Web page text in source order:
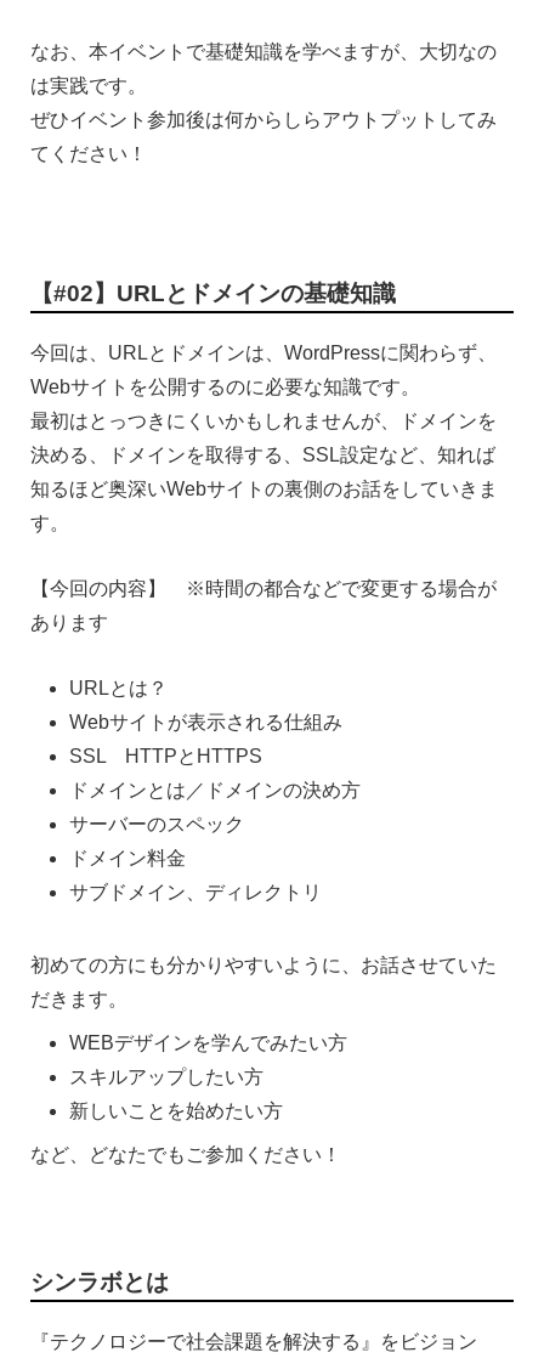
なお、本イベントで基礎知識を学べますが、大切なの
は実践です。
ぜひイベント参加後は何からしらアウトプットしてみ
てください！
【#02】URLとドメインの基礎知識
今回は、URLとドメインは、WordPressに関わらず、
Webサイトを公開するのに必要な知識です。
最初はとっつきにくいかもしれませんが、ドメインを
決める、ドメインを取得する、SSL設定など、知れば
知るほど奥深いWebサイトの裏側のお話をしていきま
す。
【今回の内容】 ※時間の都合などで変更する場合が
あります
URLとは？
Webサイトが表示される仕組み
SSL HTTPとHTTPS
ドメインとは／ドメインの決め方
サーバーのスペック
ドメイン料金
サブドメイン、ディレクトリ
初めての方にも分かりやすいように、お話させていた
だきます。
WEBデザインを学んでみたい方
スキルアップしたい方
新しいことを始めたい方
など、どなたでもご参加ください！
シンラボとは
『テクノロジーで社会課題を解決する』をビジョン